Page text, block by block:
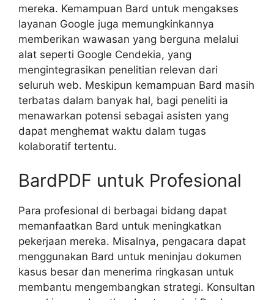
mereka. Kemampuan Bard untuk mengakses
layanan Google juga memungkinkannya
memberikan wawasan yang berguna melalui
alat seperti Google Cendekia, yang
mengintegrasikan penelitian relevan dari
seluruh web. Meskipun kemampuan Bard masih
terbatas dalam banyak hal, bagi peneliti ia
menawarkan potensi sebagai asisten yang
dapat menghemat waktu dalam tugas
kolaboratif tertentu.
BardPDF untuk Profesional
Para profesional di berbagai bidang dapat
memanfaatkan Bard untuk meningkatkan
pekerjaan mereka. Misalnya, pengacara dapat
menggunakan Bard untuk meninjau dokumen
kasus besar dan menerima ringkasan untuk
membantu mengembangkan strategi. Konsultan